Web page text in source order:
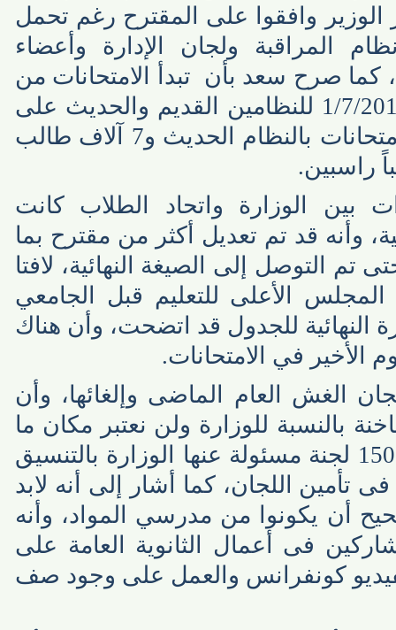
وافقوا على المقترح رغم تحمل
المراقبة ولجان الإدارة وأعضاء
صرح سعد بأن تبدأ الامتحانات من
يوم 7/6/2014 وتنتهى فى 1/7/2014 للنظامين القديم والحديث على
أن يؤدى 450 ألف طالب الامتحانات بالنظام الحديث و7 آلاف طالب
الوزارة واتحاد الطلاب كانت
قد تم تعديل أكثر من مقترح بما
إلى الصيغة النهائية، لافتا
الأعلى للتعليم قبل الجامعي
للجدول قد اتضحت، وأن هناك
في الامتحانات.
العام الماضى وإلغائها، وأن
للوزارة ولن نعتبر مكان ما
هادىْ، ولفت إلى أن هناك 1500 لجنة مسئولة عنها الوزارة بالتنسيق
اللجان، كما أشار إلى أنه لابد
يكونوا من مدرسي المواد، وأنه
فى أعمال الثانوية العامة على
كونفرانس والعمل على وجود صف